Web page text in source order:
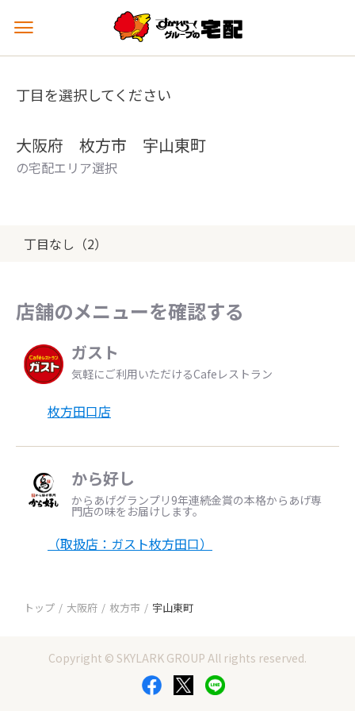
メ
ュ
を
丁目を選択してください
大阪府 枚方市 宇山東町
の宅配エリア選択
丁目なし（2）
店舗のメニューを確認する
ガスト
気軽にご利用いただけるCafeレストラン
枚方田口店
から好し
からあげグランプリ9年連続金賞の本格からあげ専
門店の味をお届けします。
（取扱店：ガスト枚方田口）
トップ 大阪府 枚方市 宇山東町
Copyright © SKYLARK GROUP All rights reserved.